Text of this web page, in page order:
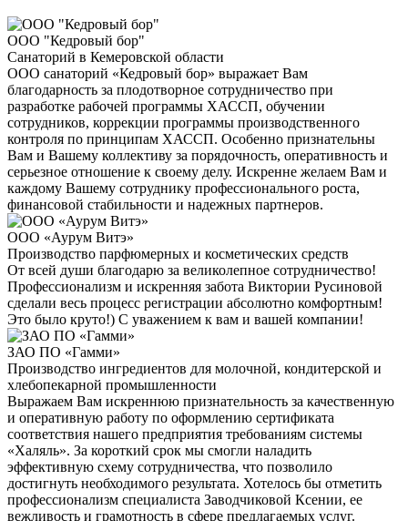
ООО "Кедровый бор"
Санаторий в Кемеровской области
ООО санаторий «Кедровый бор» выражает Вам
благодарность за плодотворное сотрудничество при
разработке рабочей программы ХАССП, обучении
сотрудников, коррекции программы производственного
контроля по принципам ХАССП. Особенно признательны
Вам и Вашему коллективу за порядочность, оперативность и
серьезное отношение к своему делу. Искренне желаем Вам и
каждому Вашему сотруднику профессионального роста,
финансовой стабильности и надежных партнеров.
ООО «Аурум Витэ»
Производство парфюмерных и косметических средств
От всей души благодарю за великолепное сотрудничество!
Профессионализм и искренняя забота Виктории Русиновой
сделали весь процесс регистрации абсолютно комфортным!
Это было круто!) С уважением к вам и вашей компании!
ЗАО ПО «Гамми»
Производство ингредиентов для молочной, кондитерской и
хлебопекарной промышленности
Выражаем Вам искреннюю признательность за качественную
и оперативную работу по оформлению сертификата
соответствия нашего предприятия требованиям системы
«Халяль». За короткий срок мы смогли наладить
эффективную схему сотрудничества, что позволило
достигнуть необходимого результата. Хотелось бы отметить
профессионализм специалиста Заводчиковой Ксении, ее
вежливость и грамотность в сфере предлагаемых услуг.